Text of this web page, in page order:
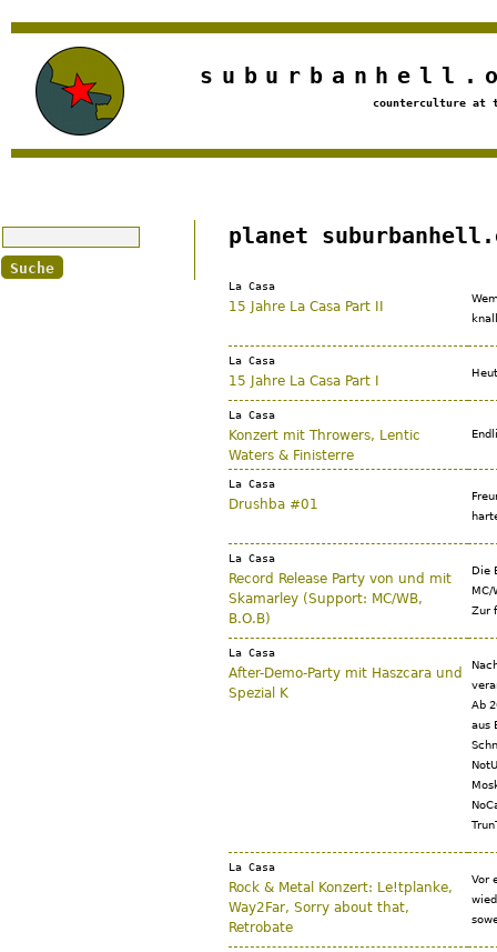
Jump to navigation
counterculture at
planet
La Casa
15 Jahre La Casa Part II
La Casa
15 Jahre La Casa Part I
La Casa
Konzert mit Throwers, Lentic
Waters & Finisterre
La Casa
Drushba #01
La Casa
Record Release Party von und mit
Skamarley (Support: MC/WB,
B.O.B)
Die
MC/
Zur
La Casa
After-Demo-Party mit Haszcara und
Spezial K
Ab
aus
La Casa
Rock & Metal Konzert: Le!tplanke,
Way2Far, Sorry about that,
Retrobate
Vor
Suche